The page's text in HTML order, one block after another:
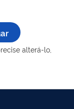
alterá-lo,